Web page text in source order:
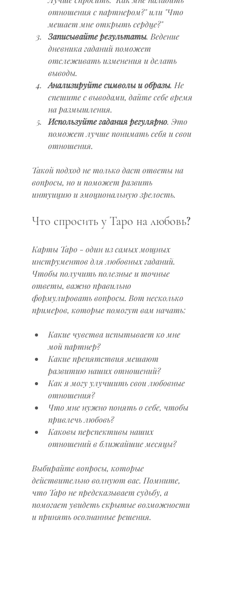
отношения с партнером?" или "Что
мешает мне открыть сердце?"
Записывайте результаты. Ведение
дневника гаданий поможет
отслеживать изменения и делать
выводы.
Анализируйте символы и образы. Не
спешите с выводами, дайте себе время
на размышления.
Используйте гадания регулярно. Это
поможет лучше понимать себя и свои
отношения.
Такой подход не только даст ответы на
вопросы, но и поможет развить
интуицию и эмоциональную зрелость.
Что спросить у Таро на любовь?
Карты Таро - один из самых мощных
инструментов для любовных гаданий.
Чтобы получить полезные и точные
ответы, важно правильно
формулировать вопросы. Вот несколько
примеров, которые помогут вам начать:
Какие чувства испытывает ко мне
мой партнер?
Какие препятствия мешают
развитию наших отношений?
Как я могу улучшить свои любовные
отношения?
Что мне нужно понять о себе, чтобы
привлечь любовь?
Каковы перспективы наших
отношений в ближайшие месяцы?
Выбирайте вопросы, которые
действительно волнуют вас. Помните,
что Таро не предсказывает судьбу, а
помогает увидеть скрытые возможности
и принять осознанные решения.